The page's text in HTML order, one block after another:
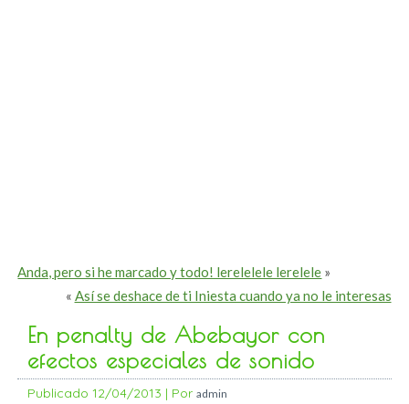
Anda, pero si he marcado y todo! lerelelele lerelele »
« Así se deshace de ti Iniesta cuando ya no le interesas
En penalty de Abebayor con
efectos especiales de sonido
Publicado 12/04/2013 | Por admin